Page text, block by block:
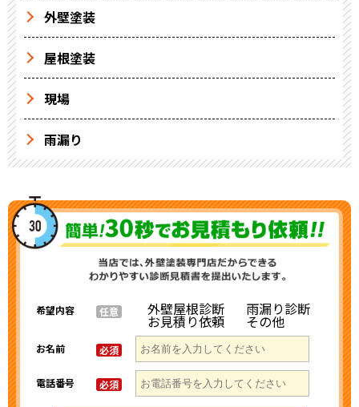
外壁塗装
屋根塗装
現場
雨漏り
希望内容 任意 外壁屋根診断 雨漏り診断
お見積り依頼 その他
お名前 必須
電話番号 必須